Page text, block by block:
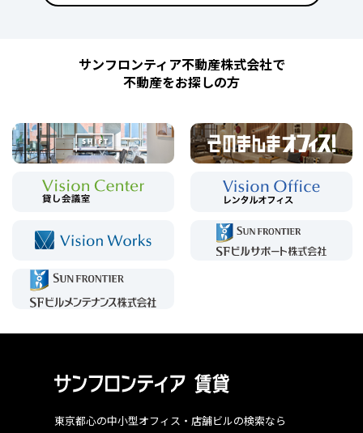
サンフロンティア不動産株式会社で
不動産をお探しの方
東京都心の中小型オフィス・店舗ビルの検索なら